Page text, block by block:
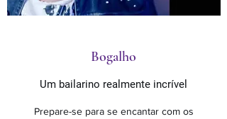
Bogalho
Um bailarino realmente incrível
Prepare-se para se encantar com os